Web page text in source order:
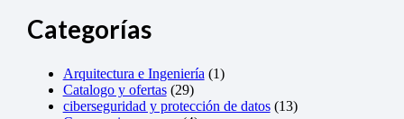
Categorías
Arquitectura e Ingeniería (1)
Catalogo y ofertas(29)
ciberseguridad y protección de datos(13)